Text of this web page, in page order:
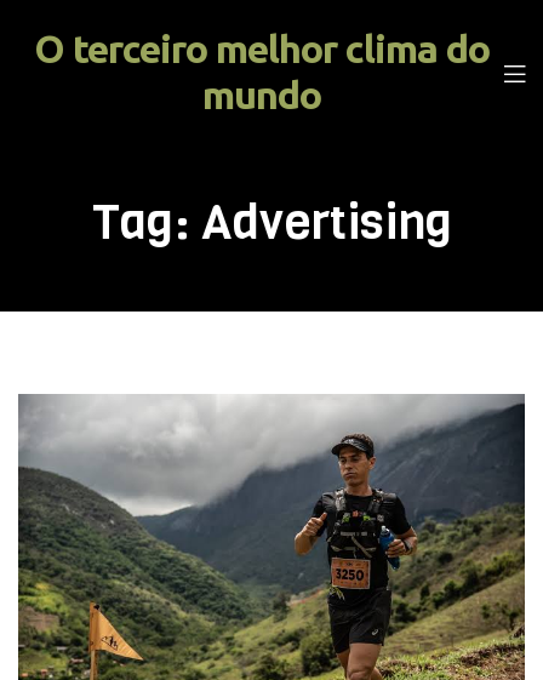
O terceiro melhor clima do
mundo
Tag: Advertising